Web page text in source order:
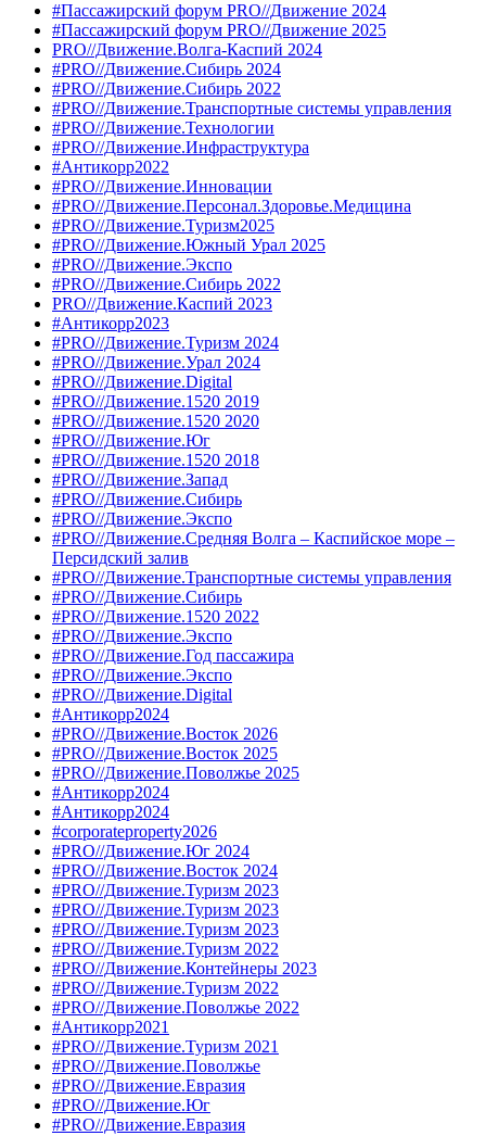
#Пассажирский форум PRO//Движение 2024
#Пассажирский форум PRO//Движение 2025
PRO//Движение.Волга-Каспий 2024
#PRO//Движение.Сибирь 2024
#PRO//Движение.Сибирь 2022
#PRO//Движение.Транспортные системы управления
#PRO//Движение.Технологии
#PRO//Движение.Инфраструктура
#Антикорр2022
#PRO//Движение.Инновации
#PRO//Движение.Персонал.Здоровье.Медицина
#PRO//Движение.Туризм2025
#PRO//Движение.Южный Урал 2025
#PRO//Движение.Экспо
#PRO//Движение.Сибирь 2022
PRO//Движение.Каспий 2023
#Антикорр2023
#PRO//Движение.Туризм 2024
#PRO//Движение.Урал 2024
#PRO//Движение.Digital
#PRO//Движение.1520 2019
#PRO//Движение.1520 2020
#PRO//Движение.Юг
#PRO//Движение.1520 2018
#PRO//Движение.Запад
#PRO//Движение.Сибирь
#PRO//Движение.Экспо
#PRO//Движение.Средняя Волга – Каспийское море –
Персидский залив
#PRO//Движение.Транспортные системы управления
#PRO//Движение.Сибирь
#PRO//Движение.1520 2022
#PRO//Движение.Экспо
#PRO//Движение.Год пассажира
#PRO//Движение.Экспо
#PRO//Движение.Digital
#Антикорр2024
#PRO//Движение.Восток 2026
#PRO//Движение.Восток 2025
#PRO//Движение.Поволжье 2025
#Антикорр2024
#Антикорр2024
#corporateproperty2026
#PRO//Движение.Юг 2024
#PRO//Движение.Восток 2024
#PRO//Движение.Туризм 2023
#PRO//Движение.Туризм 2023
#PRO//Движение.Туризм 2023
#PRO//Движение.Туризм 2022
#PRO//Движение.Контейнеры 2023
#PRO//Движение.Туризм 2022
#PRO//Движение.Поволжье 2022
#Антикорр2021
#PRO//Движение.Туризм 2021
#PRO//Движение.Поволжье
#PRO//Движение.Евразия
#PRO//Движение.Юг
#PRO//Движение.Евразия